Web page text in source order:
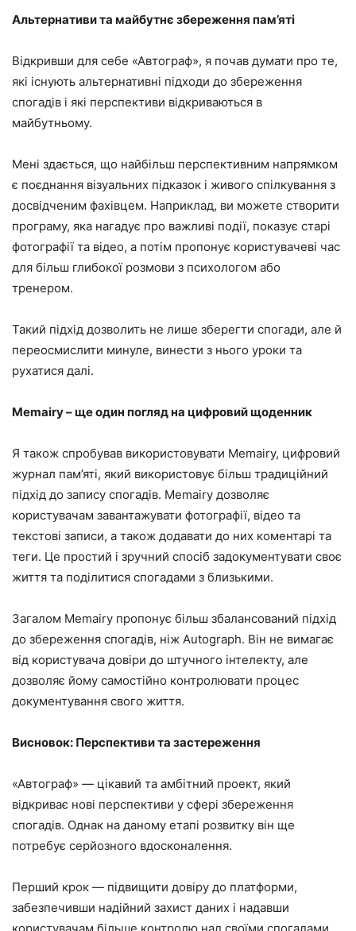
Альтернативи та майбутнє збереження пам’яті
Відкривши для себе «Автограф», я почав думати про те,
які існують альтернативні підходи до збереження
спогадів і які перспективи відкриваються в
майбутньому.
Мені здається, що найбільш перспективним напрямком
є ​​поєднання візуальних підказок і живого спілкування з
досвідченим фахівцем. Наприклад, ви можете створити
програму, яка нагадує про важливі події, показує старі
фотографії та відео, а потім пропонує користувачеві час
для більш глибокої розмови з психологом або
тренером.
Такий підхід дозволить не лише зберегти спогади, але й
переосмислити минуле, винести з нього уроки та
рухатися далі.
Memairy – ще один погляд на цифровий щоденник
Я також спробував використовувати Memairy, цифровий
журнал пам’яті, який використовує більш традиційний
підхід до запису спогадів. Memairy дозволяє
користувачам завантажувати фотографії, відео та
текстові записи, а також додавати до них коментарі та
теги. Це простий і зручний спосіб задокументувати своє
життя та поділитися спогадами з близькими.
Загалом Memairy пропонує більш збалансований підхід
до збереження спогадів, ніж Autograph. Він не вимагає
від користувача довіри до штучного інтелекту, але
дозволяє йому самостійно контролювати процес
документування свого життя.
Висновок: Перспективи та застереження
«Автограф» — цікавий та амбітний проект, який
відкриває нові перспективи у сфері збереження
спогадів. Однак на даному етапі розвитку він ще
потребує серйозного вдосконалення.
Перший крок — підвищити довіру до платформи,
забезпечивши надійний захист даних і надавши
користувачам більше контролю над своїми спогадами.